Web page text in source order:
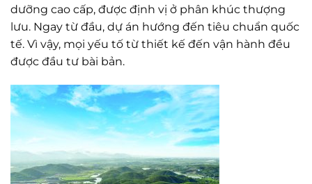
dưỡng cao cấp, được định vị ở phân khúc thượng
lưu. Ngay từ đầu, dự án hướng đến tiêu chuẩn quốc
tế. Vì vậy, mọi yếu tố từ thiết kế đến vận hành đều
được đầu tư bài bản.